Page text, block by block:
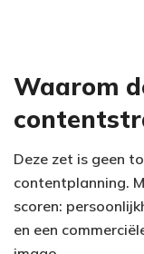
Waarom
Deze zet is geen
contentplanning.
scoren:
en een